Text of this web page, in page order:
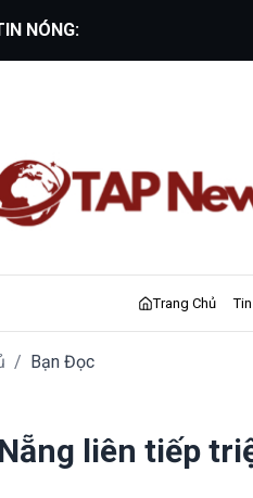
NÓNG:
Trang Chủ
/ Bạn Đọc
liên tiếp